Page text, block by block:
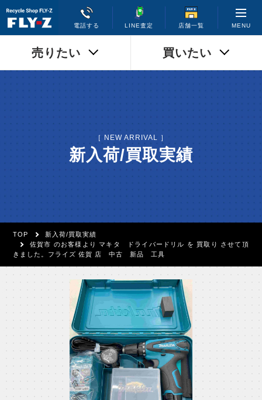
電話する LINE査定 店舗一覧 MENU
売りたい 買いたい
［ NEW ARRIVAL ］
新入荷/買取実績
TOP
新入荷/買取実績
佐賀市 のお客様より マキタ ドライバードリル を 買取り させて頂
きました。フライズ 佐賀 店 中古 新品 工具